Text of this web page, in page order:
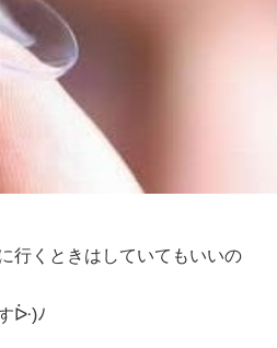
行くときはしていてもいいの
ᐕ)ﾉ